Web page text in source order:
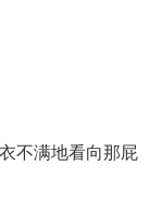
不满地看向那屁